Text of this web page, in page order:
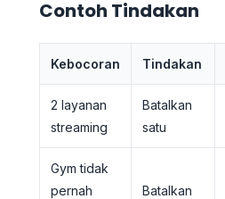
Contoh Tindakan
Kebocoran Tindakan
2 layanan
streaming
Batalkan
satu
Gym tidak
pernah
Batalkan